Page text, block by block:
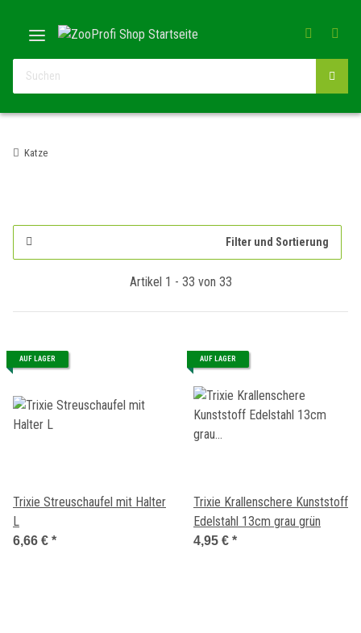
Katze
Filter und Sortierung
Artikel 1 - 33 von 33
AUF LAGER
Trixie Streuschaufel mit Halter
L
6,66 € *
AUF LAGER
Trixie Krallenschere Kunststoff
Edelstahl 13cm grau grün
4,95 € *